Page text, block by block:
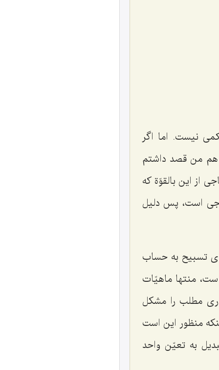
نیست. اما اگر
هم من قصد داشتم
از این بالقوّة که
است، پس دلیل
تسبیح به حساب
منتها ماهیّات
مطلب را مشکل
منظور این است
به تعیّن واحد